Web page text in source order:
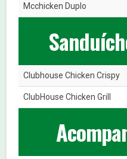
Mcchicken Duplo
Clubhouse Chicken Crispy
ClubHouse Chicken Grill